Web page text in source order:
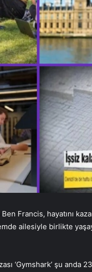
Francis, hayatını
ailesiyle birlikte
‘Gymshark’ şu anda